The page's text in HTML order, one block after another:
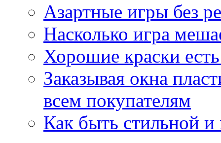
Азартные игры без
Насколько игра
Хорошие краски
Заказывая окна
всем покупателям
Как быть стильной